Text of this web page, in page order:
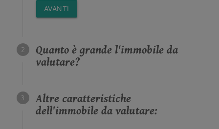
AVANTI
Quanto è grande l'immobile da
valutare?
Altre caratteristiche
dell'immobile da valutare: